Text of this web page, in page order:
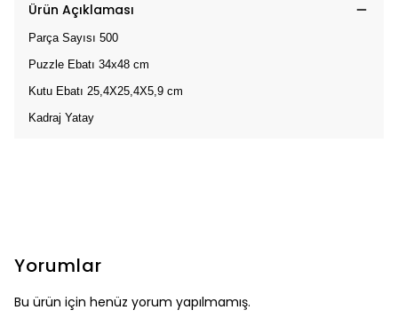
Ürün Açıklaması
Parça Sayısı 500
Puzzle Ebatı 34x48 cm
Kutu Ebatı 25,4X25,4X5,9 cm
Kadraj Yatay
Yorumlar
Bu ürün için henüz yorum yapılmamış.